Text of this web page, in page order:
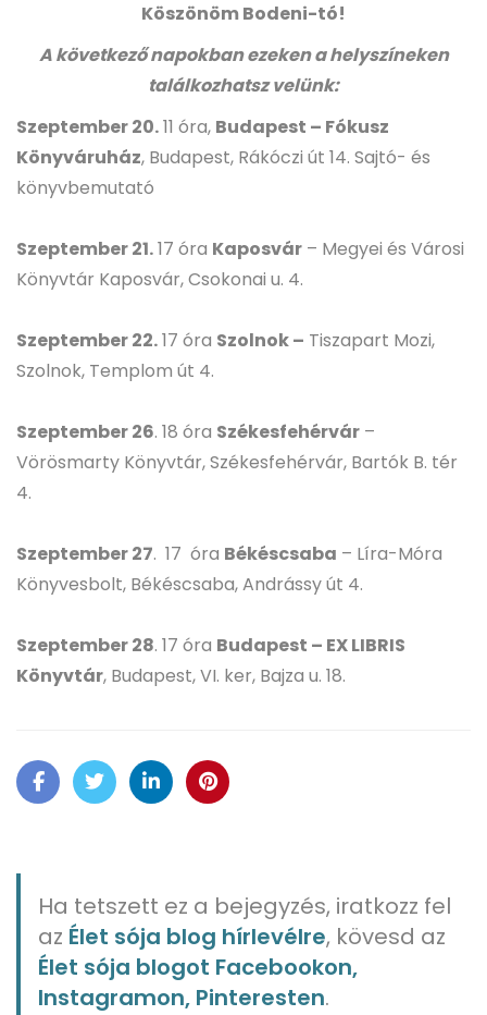
Köszönöm Bodeni-tó!
A következő napokban ezeken a helyszíneken
találkozhatsz velünk:
Szeptember 20.11 óra, Budapest – Fókusz
Könyváruház, Budapest, Rákóczi út 14. Sajtó- és
könyvbemutató
Szeptember 21.17 óra Kaposvár – Megyei és Városi
Könyvtár Kaposvár, Csokonai u. 4.
Szeptember 22.17 óra Szolnok – Tiszapart Mozi,
Szolnok, Templom út 4.
Szeptember 26. 18 óra Székesfehérvár –
Vörösmarty Könyvtár, Székesfehérvár, Bartók B. tér
4.
Szeptember 27. 17 óra Békéscsaba – Líra-Móra
Könyvesbolt, Békéscsaba, Andrássy út 4.
Szeptember 28. 17 óra Budapest – EX LIBRIS
Könyvtár, Budapest, VI. ker, Bajza u. 18.
Ha tetszett ez a bejegyzés, iratkozz fel
az Élet sója blog hírlevélre, kövesd az
Élet sója blogot Facebookon,
Instagramon, Pinteresten.